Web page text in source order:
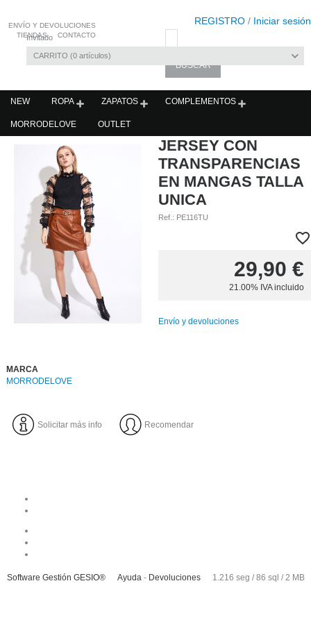
REGISTRO / Iniciar sesión
Invitado
CARRITO 0 artículos
ENVÍO Y DEVOLUCIONES
TIENDAS
CONTACTO
NEW ROPA ZAPATOS COMPLEMENTOS
MORRODELOVE OUTLET
JERSEY CON
TRANSPARENCIAS
EN MANGAS TALLA
UNICA
Ref.: PE116TU
29,90 €
21.00% IVA incluido
Envío y devoluciones
MARCA
MORRODELOVE
Solicitar más info Recomendar
Software Gestión GESIO® Ayuda - Devoluciones 1.216 seg /86 sql / 2 MB